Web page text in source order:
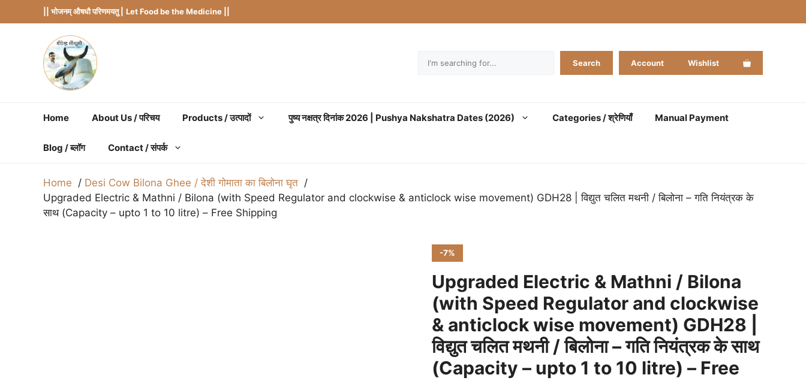
to
|| भोजनम् औषधौ परिणमयतु | Let Food be the Medicine ||
Search Search Account Wishlist
Home About Us / परिचय Products / उत्पादों पुष्य नक्षत्र दिनांक 2026 | Pushya Nakshatra Dates (2026) Categories / श्रेणियाँ Manual Payment
Blog / ब्लॉग Contact / संपर्क
Home
Desi Cow Bilona Ghee / देशी गोमाता का बिलोना घृत
Upgraded Electric & Mathni / Bilona (with Speed Regulator and clockwise & anticlock wise movement) GDH28 | विद्युत चलित मथनी / बिलोना – गति नियंत्रक के
साथ (Capacity – upto 1 to 10 litre) – Free Shipping
-7%
Upgraded Electric & Mathni / Bilona
(with Speed Regulator and clockwise
& anticlock wise movement) GDH28 |
विद्युत चलित मथनी / बिलोना – गति नियंत्रक के साथ
(Capacity – upto 1 to 10 litre) – Free